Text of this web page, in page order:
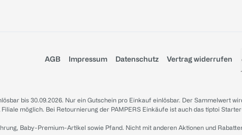
AGB Impressum Datenschutz Vertrag widerrufen
bis 30.09.2026. Nur ein Gutschein pro Einkauf einlösbar. Der Sammelwert
möglich. Bei Retournierung der PAMPERS Einkäufe ist auch das tiptoi
Baby-Premium-Artikel sowie Pfand. Nicht mit anderen Aktionen und